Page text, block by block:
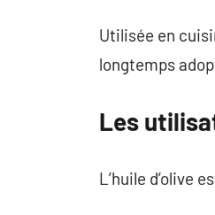
Utilisée en
longtemps
Les
L’huile d’olive